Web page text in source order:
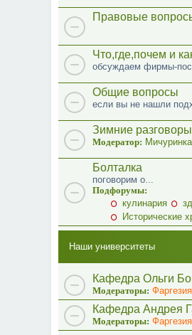
Правовые
Что,где,почем и
обсуждаем фирмы-
Общие вопросы
если вы не нашли
Зимние
Модератор: Мичуринка
Болталка
поговорим о...
Подфорумы:
кулинария
Исторические
Наши университеты
Кафедра Ольги
Модераторы: Фаргезия
Кафедра Андрея
Модераторы: Фаргезия